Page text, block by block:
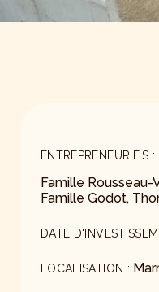
ENTREPRENEUR.E.S :
Famille Rousseau-
Famille Godot,
DATE
LOCALISATION :